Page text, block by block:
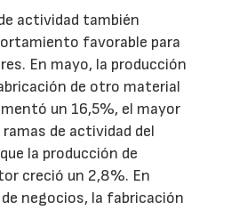
actividad también
favorable para
En mayo, la producción
de otro material
un 16,5%, el mayor
de actividad del
la producción de
creció un 2,8%. En
negocios, la fabricación